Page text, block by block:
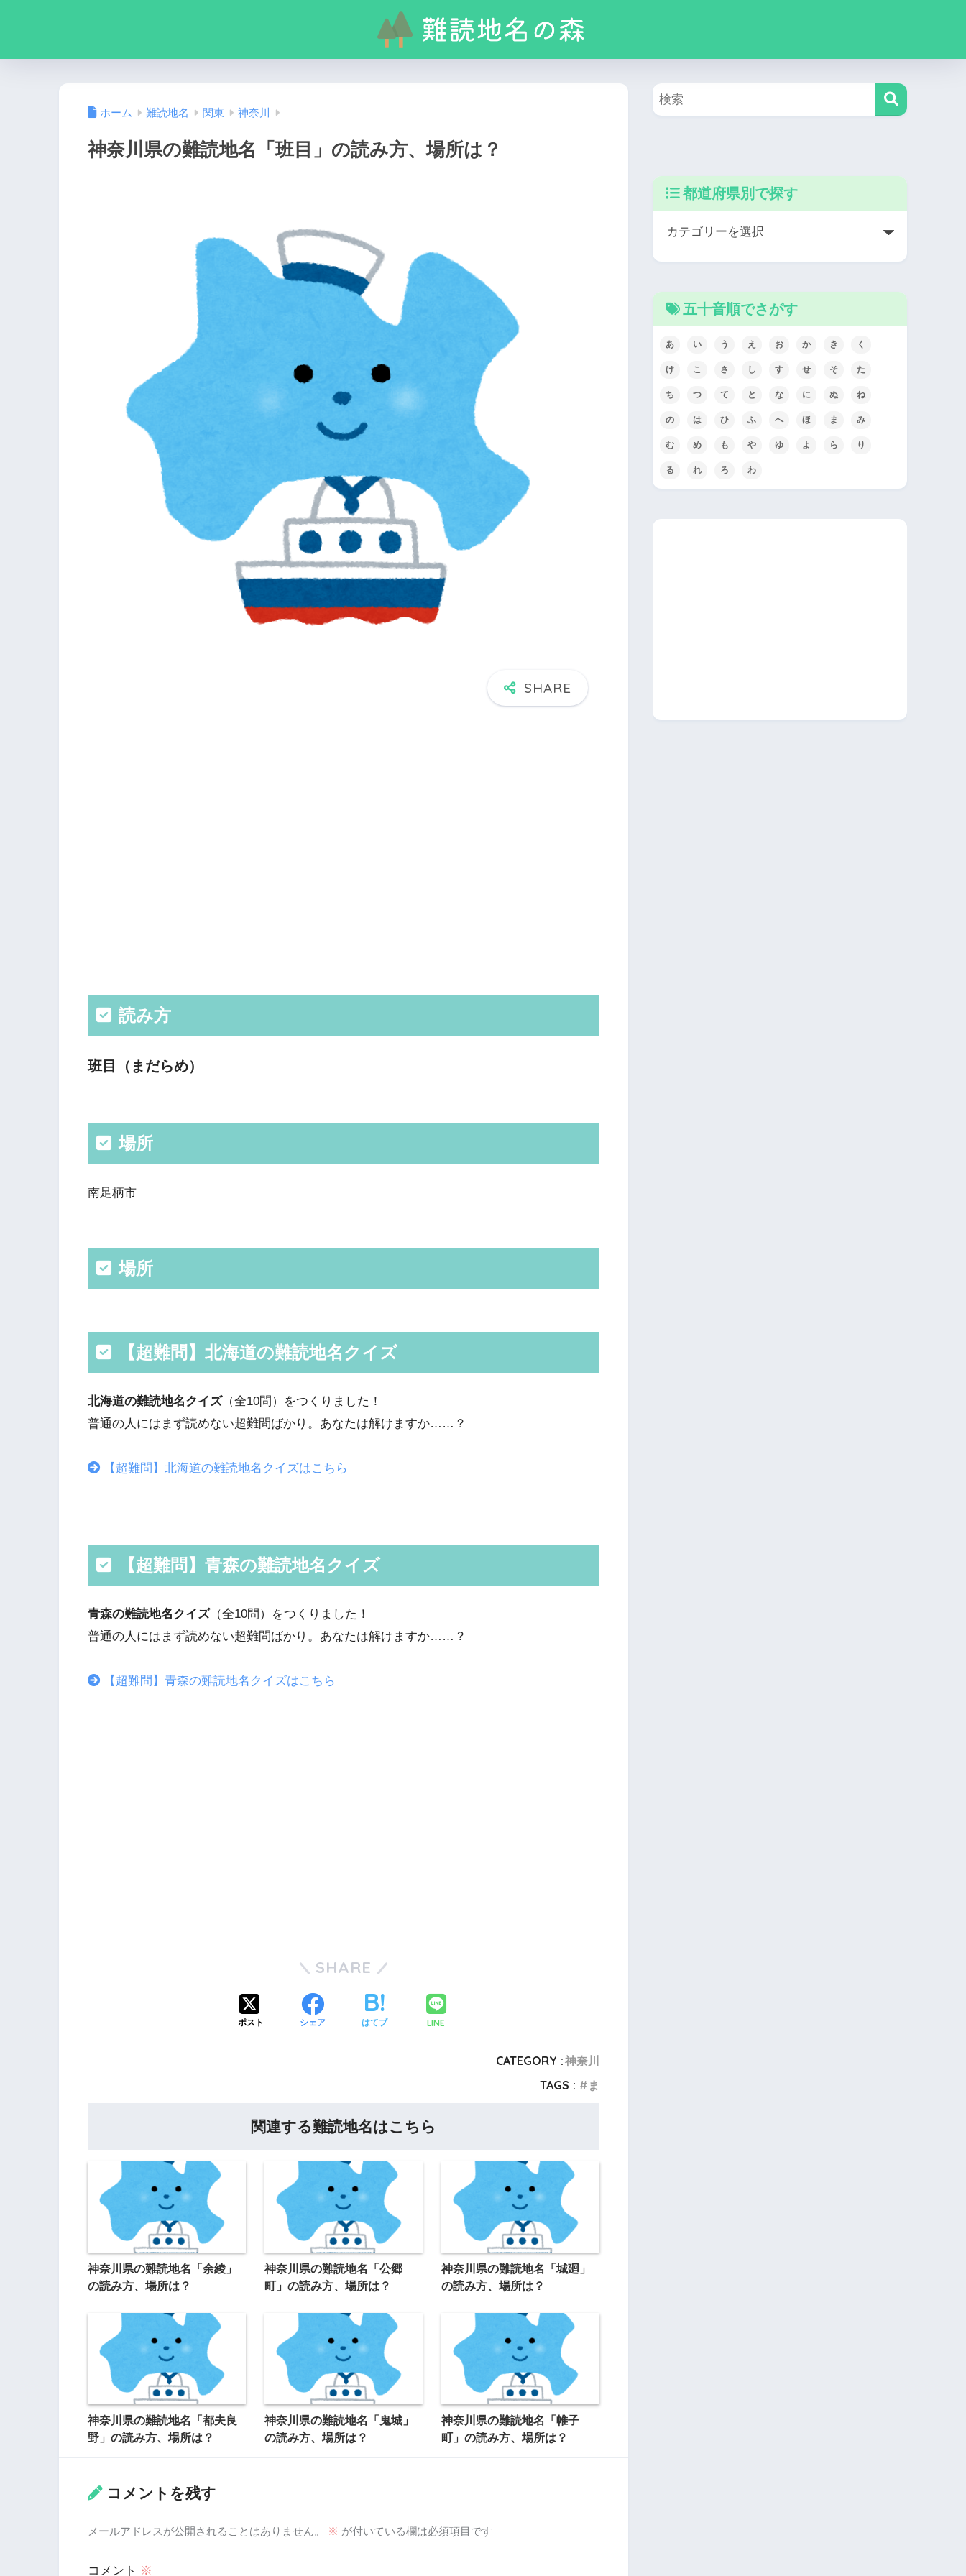
ホーム 難読地名 関東 神奈川
神奈川県の難読地名「班目」の読み方、場所は？
読み方
班目（まだらめ）
場所
南足柄市
場所
【超難問】北海道の難読地名クイズ
北海道の難読地名クイズ（全10問）をつくりました！
普通の人にはまず読めない超難問ばかり。あなたは解けますか……？
【超難問】北海道の難読地名クイズはこちら
【超難問】青森の難読地名クイズ
青森の難読地名クイズ（全10問）をつくりました！
普通の人にはまず読めない超難問ばかり。あなたは解けますか……？
【超難問】青森の難読地名クイズはこちら
SHARE
ポスト シェア はてブ LINE
CATEGORY :神奈川
TAGS :
ま
関連する難読地名はこちら
神奈川県の難読地名「余綾」
の読み方、場所は？
神奈川県の難読地名「公郷
町」の読み方、場所は？
神奈川県の難読地名「城廻」
の読み方、場所は？
神奈川県の難読地名「都夫良
野」の読み方、場所は？
神奈川県の難読地名「鬼城」
の読み方、場所は？
神奈川県の難読地名「帷子
町」の読み方、場所は？
コメントを残す
メールアドレスが公開されることはありません。 ※ が付いている欄は必須項目です
コメント ※
都道府県別で探す
五十音順でさがす
あ い う え お か き く
け こ さ し す せ そ た
ち つ て と な に ぬ ね
の は ひ ふ へ ほ ま み
む め も や ゆ よ ら り
る れ ろ わ